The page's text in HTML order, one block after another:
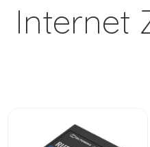
Internet